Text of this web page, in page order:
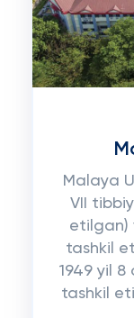
Malaya
VII
etilgan)
tashkil
1949 yil
tashkil